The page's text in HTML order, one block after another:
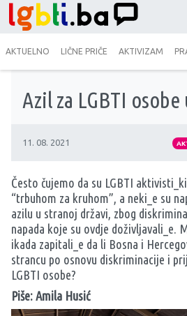
AKTUELNO LIČNE PRIČE AKTIVIZAM
Azil za LGBTI osobe
11. 08. 2021
Često čujemo da su LGBTI
“trbuhom za kruhom”, a neki_e su
azilu u stranoj državi, zbog
napada koje su ovdje doživljavali_e.
ikada zapitali_e da li Bosna i
strancu po osnovu diskriminacije i
LGBTI osobe?
Piše: Amila Husić